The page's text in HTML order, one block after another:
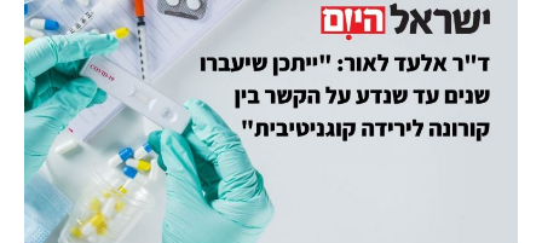
אלעד
בראיון
לישראל
היום: